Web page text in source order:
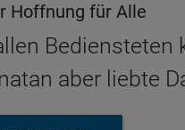
Hoffnung für Alle
Bediensteten
aber liebte